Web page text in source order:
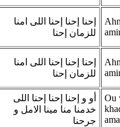
إحنا إحنا إحنا اللى امنا
للزمان إحنا
إحنا إحنا إحنا اللى امنا
للزمان إحنا
أو و إحنا إحنا إحنا اللى
خدمنا منا مينا الامل و
جرحنا
Ou